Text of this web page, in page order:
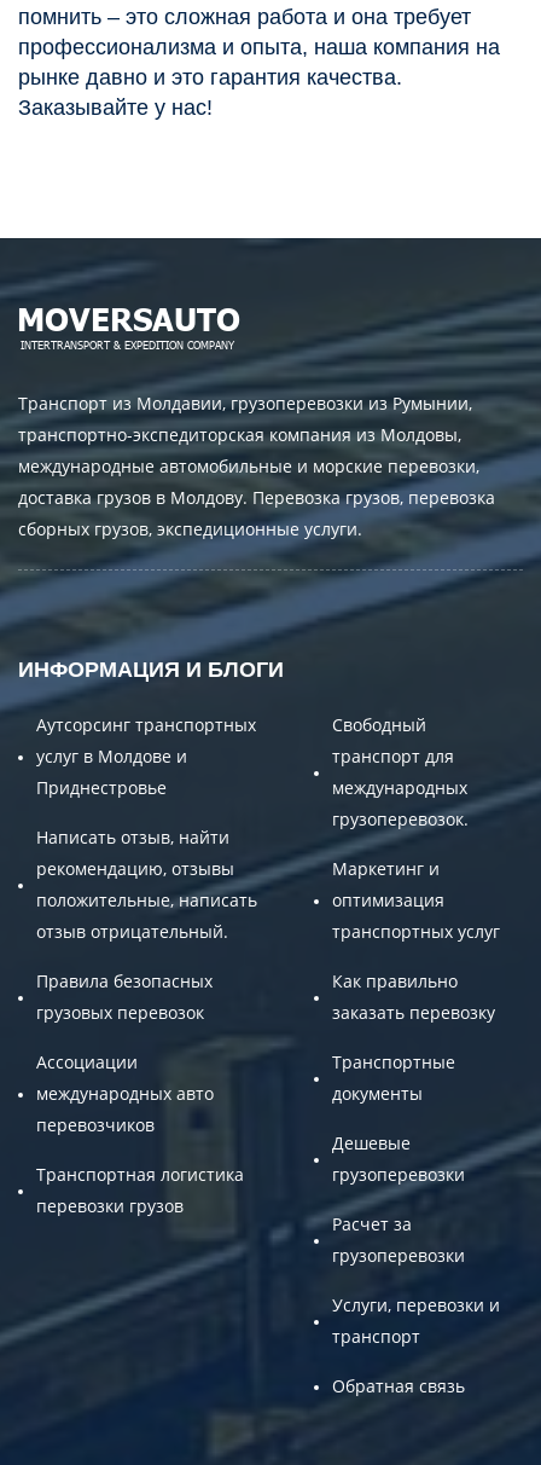
помнить – это сложная работа и она требует
профессионализма и опыта, наша компания на
рынке давно и это гарантия качества.
Заказывайте у нас!
Транспорт из Молдавии, грузоперевозки из Румынии,
транспортно-экспедиторская компания из Молдовы,
международные автомобильные и морские перевозки,
доставка грузов в Молдову. Перевозка грузов, перевозка
сборных грузов, экспедиционные услуги.
ИНФОРМАЦИЯ И БЛОГИ
Аутсорсинг транспортных
услуг в Молдове и
Приднестровье
Написать отзыв, найти
рекомендацию, отзывы
положительные, написать
отзыв отрицательный.
Правила безопасных
грузовых перевозок
Ассоциации
международных авто
перевозчиков
Транспортная логистика
перевозки грузов
Свободный
транспорт для
международных
грузоперевозок.
Маркетинг и
оптимизация
транспортных услуг
Как правильно
заказать перевозку
Транспортные
документы
Дешевые
грузоперевозки
Расчет за
грузоперевозки
Услуги, перевозки и
транспорт
Обратная связь